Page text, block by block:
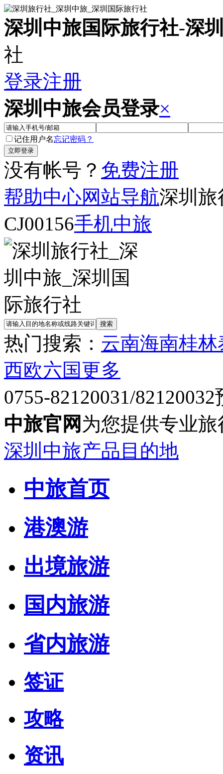
深圳中旅国际旅行社-深
社
登录注册
深圳中旅会员登录×
记住用户名忘记密码？
没有帐号？ 免费注册
帮助中心网站导航深圳旅
CJ00156手机中旅
热门搜索： 云南海南桂林
西欧六国更多
0755-82120031/82120032
中旅官网 为您提供专业
深圳中旅产品目的地
中旅首页
港澳游
出境旅游
国内旅游
省内旅游
签证
攻略
资讯